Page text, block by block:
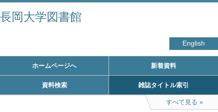
長岡大学図書館
English
ホームページへ 新着資料
資料検索 雑誌タイトル索引
すべて見る